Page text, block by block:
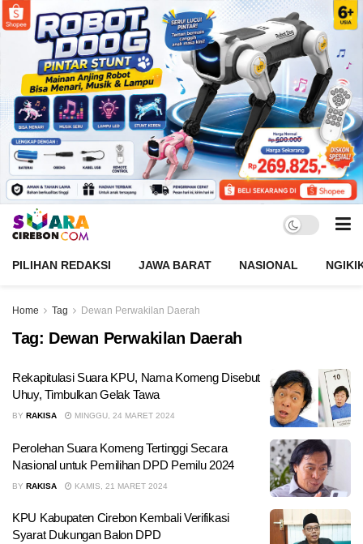
PILIHAN REDAKSI JAWA BARAT NASIONAL
Home Tag Dewan Perwakilan Daerah
Tag: Dewan Perwakilan Daerah
Rekapitulasi Suara KPU, Nama Komeng Disebut
Uhuy, Timbulkan Gelak Tawa
BY RAKISA MINGGU, 24 MARET 2024
Perolehan Suara Komeng Tertinggi Secara
Nasional untuk Pemilihan DPD Pemilu 2024
BY RAKISA KAMIS, 21 MARET 2024
KPU Kabupaten Cirebon Kembali Verifikasi
Syarat Dukungan Balon DPD